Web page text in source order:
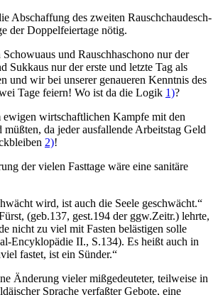
Abschaffung des zweiten Rauschchaudesch-
der Doppelfeiertage nötig.
und Rauschhaschono nur der
Sukkaus nur der erste und letzte Tag als
und wir bei unserer genaueren Kenntnis des
Tage feiern! Wo ist da die Logik 1)?
ewigen wirtschaftlichen Kampfe mit den
da jeder ausfallende Arbeitstag Geld
2)!
der vielen Fasttage wäre eine sanitäre
wird, ist auch die Seele geschwächt.“
(geb.137, gest.194 der ggw.Zeitr.) lehrte,
nicht zu viel mit Fasten belästigen solle
Encyklopädie II., S.134). Es heißt auch in
fastet, ist ein Sünder.“
Änderung vieler mißgedeuteter, teilweise in
Sprache verfaßter Gebote, eine